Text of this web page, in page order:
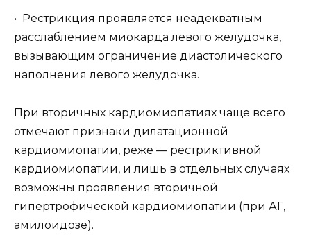
• Рестрикция проявляется неадекватным
расслаблением миокарда левого желудочка,
вызывающим ограничение диастолического
наполнения левого желудочка.
При вторичных кардиомиопатиях чаще всего
отмечают признаки дилатационной
кардиомиопатии, реже — рестриктивной
кардиомиопатии, и лишь в отдельных случаях
возможны проявления вторичной
гипертрофической кардиомиопатии (при АГ,
амилоидозе).